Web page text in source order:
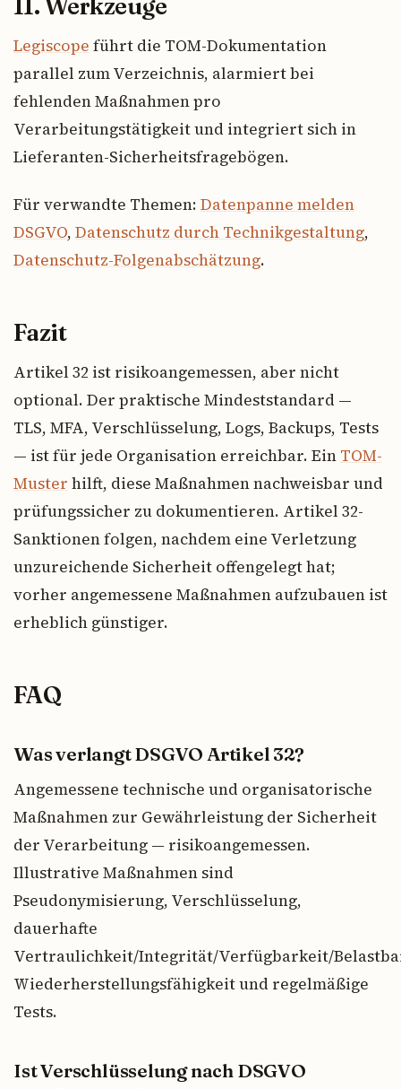
Legiscope führt die TOM-Dokumentation
parallel zum Verzeichnis, alarmiert bei
fehlenden Maßnahmen pro
Verarbeitungstätigkeit und integriert sich in
Lieferanten-Sicherheitsfragebögen.
Für verwandte Themen: Datenpanne melden
DSGVO, Datenschutz durch Technikgestaltung,
Datenschutz-Folgenabschätzung.
Fazit
Artikel 32 ist risikoangemessen, aber nicht
optional. Der praktische Mindeststandard —
TLS, MFA, Verschlüsselung, Logs, Backups, Tests
— ist für jede Organisation erreichbar. Ein TOM-
Muster hilft, diese Maßnahmen nachweisbar und
prüfungssicher zu dokumentieren. Artikel 32-
Sanktionen folgen, nachdem eine Verletzung
unzureichende Sicherheit offengelegt hat;
vorher angemessene Maßnahmen aufzubauen ist
erheblich günstiger.
FAQ
Was verlangt DSGVO Artikel 32?
Angemessene technische und organisatorische
Maßnahmen zur Gewährleistung der Sicherheit
der Verarbeitung — risikoangemessen.
Illustrative Maßnahmen sind
Pseudonymisierung, Verschlüsselung,
dauerhafte
Vertraulichkeit/Integrität/Verfügbarkeit/
Wiederherstellungsfähigkeit und regelmäßige
Tests.
Ist Verschlüsselung nach DSGVO